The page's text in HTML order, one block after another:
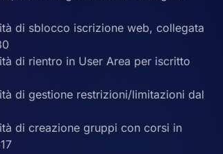
di sblocco iscrizione web, collegata
di rientro in User Area per iscritto
di gestione restrizioni/limitazioni dal
di creazione gruppi con corsi in